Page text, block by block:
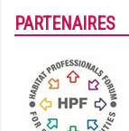
PARTENAIRES